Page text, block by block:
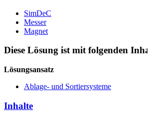
SimDeC
Messer
Magnet
Diese Lösung ist mit folgenden
Lösungsansatz
Ablage- und Sortiersysteme
Inhalte